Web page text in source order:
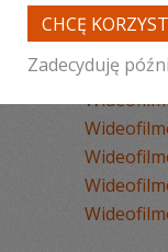
CHCĘ
Zadecyduję